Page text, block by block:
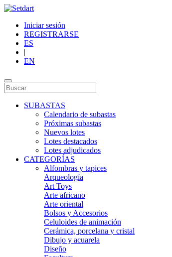
Iniciar sesión
REGISTRARSE
ES
|
EN
SUBASTAS
Calendario de subastas
Próximas subastas
Nuevos lotes
Lotes destacados
Lotes adjudicados
CATEGORÍAS
Alfombras y tapices
Arqueología
Art Toys
Arte africano
Arte oriental
Bolsos y Accesorios
Celuloides de animación
Cerámica, porcelana y cristal
Dibujo y acuarela
Diseño